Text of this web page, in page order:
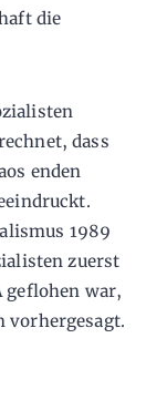
die
dass
enden
1989
zuerst
geflohen war,